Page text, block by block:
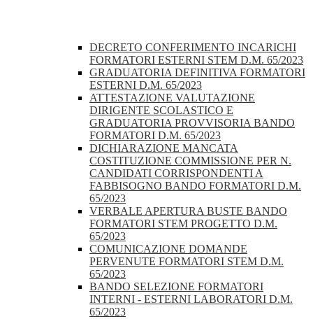
DECRETO CONFERIMENTO INCARICHI
FORMATORI ESTERNI STEM D.M. 65/2023
GRADUATORIA DEFINITIVA FORMATORI
ESTERNI D.M. 65/2023
ATTESTAZIONE VALUTAZIONE
DIRIGENTE SCOLASTICO E
GRADUATORIA PROVVISORIA BANDO
FORMATORI D.M. 65/2023
DICHIARAZIONE MANCATA
COSTITUZIONE COMMISSIONE PER N.
CANDIDATI CORRISPONDENTI A
FABBISOGNO BANDO FORMATORI D.M.
65/2023
VERBALE APERTURA BUSTE BANDO
FORMATORI STEM PROGETTO D.M.
65/2023
COMUNICAZIONE DOMANDE
PERVENUTE FORMATORI STEM D.M.
65/2023
BANDO SELEZIONE FORMATORI
INTERNI - ESTERNI LABORATORI D.M.
65/2023